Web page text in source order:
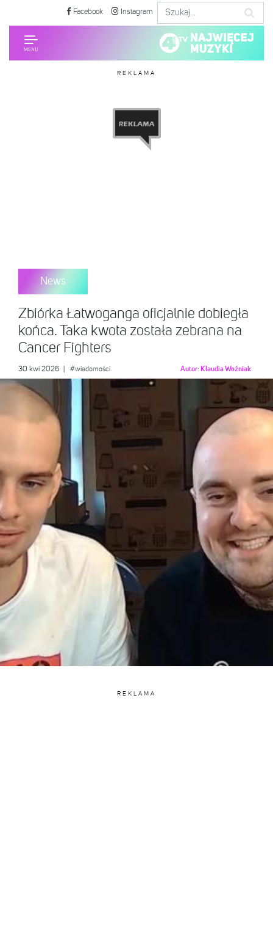
Facebook Instagram
REKLAMA
News
Zbiórka Łatwoganga oficjalnie dobiegła
końca. Taka kwota została zebrana na
Cancer Fighters
30 kwi 2026 #wiadomości Autor: Klaudia Woźniak
REKLAMA